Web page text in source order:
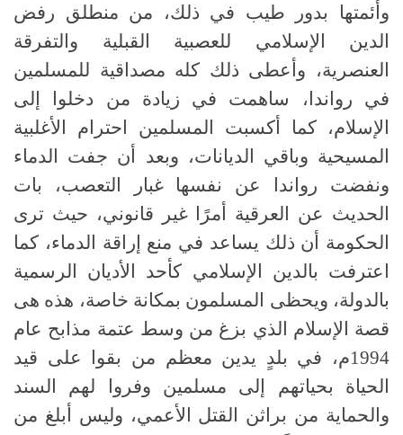
وأئمتها بدور طيب في ذلك، من منطلق رفض
الدين الإسلامي للعصبية القبلية والتفرقة
العنصرية، وأعطى ذلك كله مصداقية للمسلمين
في رواندا، ساهمت في زيادة من دخلوا إلى
الإسلام، كما أكسبت المسلمين احترام الأغلبية
المسيحية وباقي الديانات، وبعد أن جفت الدماء
ونفضت رواندا عن نفسها غبار التعصب، بات
الحديث عن العرقية أمرًا غير قانوني، حيث ترى
الحكومة أن ذلك يساعد في منع إراقة الدماء، كما
اعترفت بالدين الإسلامي كأحد الأديان الرسمية
بالدولة، ويحظى المسلمون بمكانة خاصة، هذه هى
قصة الإسلام الذي بزغ من وسط عتمة مذابح عام
1994م، في بلدٍ يدين معظم من بقوا على قيد
الحياة بحياتهم إلى مسلمين وفروا لهم السند
والحماية من براثن القتل الأعمي، وليس أبلغ من